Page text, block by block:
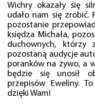
Wichry okazały się
udało nam się zrobić.
pozostanie
księdza Michała,
duchownych, którzy
pozostaną audycje
poranków na żywo, a
będzie się unosił
przepisów Eweliny.
dzięki Wam!